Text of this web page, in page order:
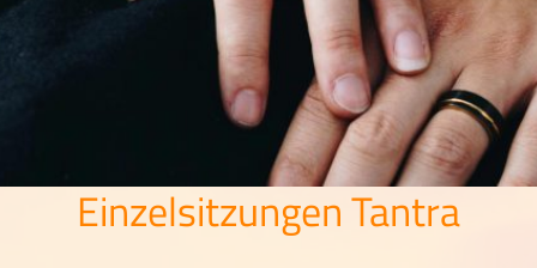
Einzelsitzungen Tantra